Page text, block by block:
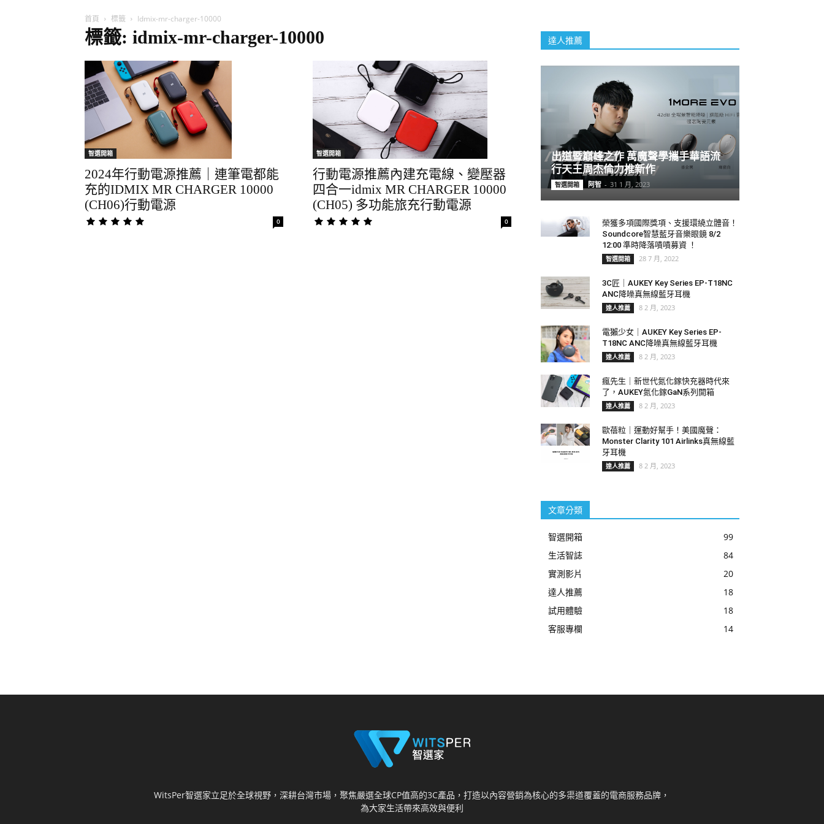
首頁 標籤 Idmix-mr-charger-10000
標籤: idmix-mr-charger-10000
智選開箱
2024年行動電源推薦｜連筆電都能
充的IDMIX MR CHARGER 10000
(CH06)行動電源
0
智選開箱
行動電源推薦內建充電線、變壓器
四合一idmix MR CHARGER 10000
(CH05) 多功能旅充行動電源
0
達人推薦
出道暨巔峰之作 萬魔聲學攜手華語流
行天王周杰倫力推新作
智選開箱 阿智 - 31 1 月, 2023
榮獲多項國際獎項、支援環繞立體音！
Soundcore智慧藍牙音樂眼鏡 8/2
12:00 準時降落嘖嘖募資 ！
智選開箱 28 7 月, 2022
3C匠｜AUKEY Key Series EP-T18NC
ANC降噪真無線藍牙耳機
達人推薦 8 2 月, 2023
電獺少女｜AUKEY Key Series EP-
T18NC ANC降噪真無線藍牙耳機
達人推薦 8 2 月, 2023
瘋先生｜新世代氮化鎵快充器時代來
了，AUKEY氮化鎵GaN系列開箱
達人推薦 8 2 月, 2023
歐蓓粒｜運動好幫手！美國魔聲：
Monster Clarity 101 Airlinks真無線藍
牙耳機
達人推薦 8 2 月, 2023
文章分類
智選開箱
99
生活智誌
84
實測影片
20
達人推薦
18
試用體驗
18
客服專欄
14
WitsPer智選家立足於全球視野，深耕台灣市場，聚焦嚴選全球CP值高的3C產品，打造以內容營銷為核心的多渠道覆蓋的電商服務品牌，
為大家生活帶來高效與便利